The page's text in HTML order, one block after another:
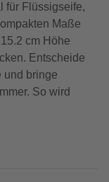
für Flüssigseife,
Maße
cm Höhe
Entscheide
und bringe
So wird